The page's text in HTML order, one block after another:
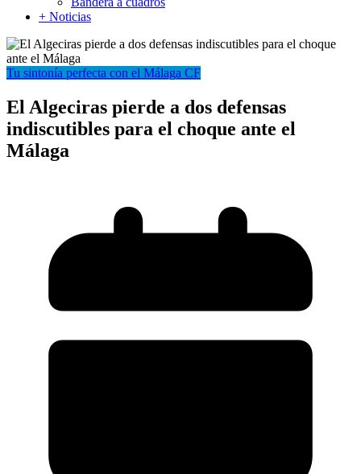
+ Noticias
Tu sintonía perfecta con el Málaga CF
El Algeciras pierde a dos defensas
indiscutibles para el choque ante el
Málaga